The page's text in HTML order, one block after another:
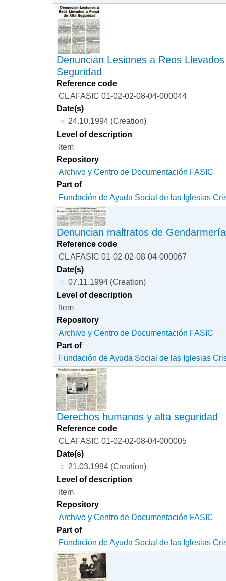
Denuncian Lesiones a Reos
Seguridad
Reference code
CL AFASIC 01-02-02-08-04-000044
Date(s)
24.10.1994 (Creation)
Level of description
Item
Repository
Archivo y Centro de Documentación FASIC
Part of
Fundación de Ayuda Social de las Iglesias
Denuncian maltratos de
Reference code
CL AFASIC 01-02-02-08-04-000067
Date(s)
07.11.1994 (Creation)
Level of description
Item
Repository
Archivo y Centro de Documentación FASIC
Part of
Fundación de Ayuda Social de las Iglesias
Derechos humanos y alta seguridad
Reference code
CL AFASIC 01-02-02-08-04-000005
Date(s)
21.03.1994 (Creation)
Level of description
Item
Repository
Archivo y Centro de Documentación FASIC
Part of
Fundación de Ayuda Social de las Iglesias